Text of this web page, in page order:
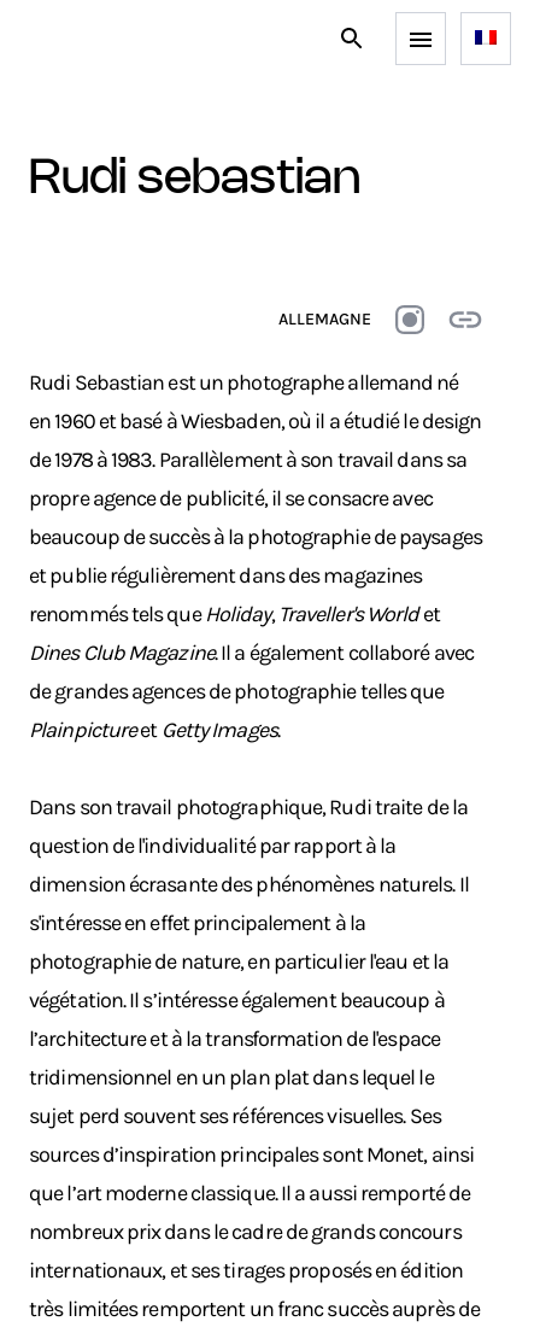
rudi sebastian
ALLEMAGNE
Rudi Sebastian est un photographe allemand né
en 1960 et basé à Wiesbaden, où il a étudié le design
de 1978 à 1983. Parallèlement à son travail dans sa
propre agence de publicité, il se consacre avec
beaucoup de succès à la photographie de paysages
et publie régulièrement dans des magazines
renommés tels queHoliday,Traveller's Worldet
Dines Club Magazine. Il a également collaboré avec
de grandes agences de photographie telles que
Plainpictureet Getty Images.
Dans son travail photographique, Rudi traite de la
question de l'individualité par rapport à la
dimension écrasante des phénomènes naturels. Il
s'intéresse en effet principalement à la
photographie de nature, en particulier l'eau et la
végétation. Il s’intéresse également beaucoup à
l’architecture et à la transformation de l'espace
tridimensionnel en un plan plat dans lequel le
sujet perd souvent ses références visuelles. Ses
sources d’inspiration principales sont Monet, ainsi
que l’art moderne classique. Il a aussi remporté de
nombreux prix dans le cadre de grands concours
internationaux, et ses tirages proposés en édition
très limitées remportent un franc succès auprès de